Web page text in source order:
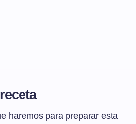
haremos para preparar esta